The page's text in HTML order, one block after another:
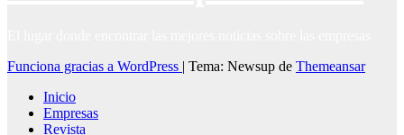
Funciona gracias a WordPress | Tema: Newsup de Themeansar
Inicio
Empresas
Revista